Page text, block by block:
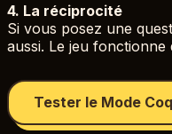
4. La réciprocité
Si vous posez une
aussi. Le jeu fonctionne
Tester le Mode